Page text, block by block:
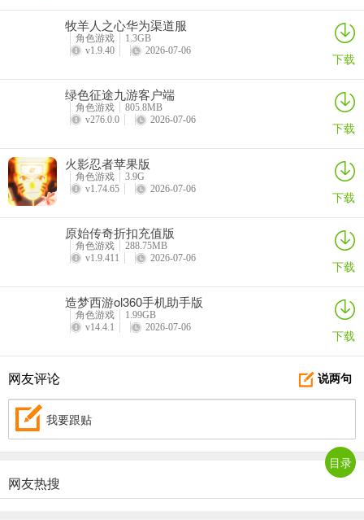
中，也是遵循这个规律和方法。
而对于高V玩家，开区后还有额外的手段可以取得等级优势：
1、可以直接用送的高级宝石，镶嵌到装备上，过图可以过的更远
2、可以购买神器套装（鞋子、项链、戒指），神器鞋子属性可以提升
对于完全不差钱的土豪，我的建议是，转转盘吧，把鞋子神器属性升
高，你在第一天过图数量和等级就可以远远超越其他人。
说高附加属性的装备来源：
2、商店刷新
普通小怪熔炼出的装备，基本就只能熔炼换神器
装备的属性
装备属性分成主属性，附加属性，宝石属性、普通神器属性以及声望
双神器属性。
牧羊人之心华为渠道服
角色游戏
1.3GB
v1.9.40
2026-07-06 下载
绿色征途九游客户端
角色游戏
805.8MB
v276.0.0
2026-07-06 下载
火影忍者苹果版
角色游戏
3.9G
v1.74.65
2026-07-06 下载
原始传奇折扣充值版
角色游戏
288.75MB
v1.9.411
2026-07-06 下载
造梦西游ol360手机助手版
角色游戏
1.99GB
v14.4.1
2026-07-06 下载
说两句
网友评论
我要跟贴
网友热搜
目录